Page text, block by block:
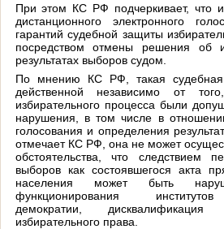
При этом КС РФ подчеркивает, что
дистанционного электронного
гарантий судебной защиты
посредством отмены решения об
результатах выборов судом.
По мнению КС РФ, такая
действенной независимо от
избирательного процесса были
нарушения, в том числе в
голосования и определения
отмечает КС РФ, она не может
обстоятельства, что следствием
выборов как состоявшегося акта
населения может быть
функционирования
демократии,
избирательного права.